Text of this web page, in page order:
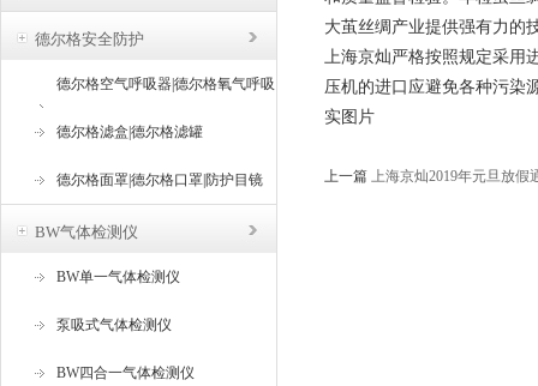
德尔格安全防护
德尔格空气呼吸器|德尔格氧气呼吸
器
德尔格滤盒|德尔格滤罐
德尔格面罩|德尔格口罩|防护目镜
BW气体检测仪
BW单一气体检测仪
泵吸式气体检测仪
BW四合一气体检测仪
大茧丝绸产业提供强有力的
上海京灿严格按照规定采用
压机的进口应避免各种污染
实图片
上一篇 上海京灿2019年元旦放假